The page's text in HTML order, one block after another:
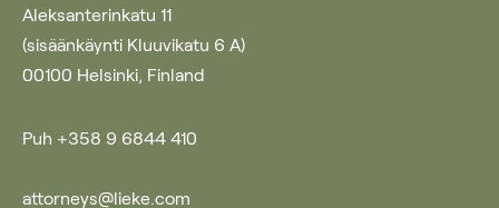
Aleksanterinkatu 11
(sisäänkäynti Kluuvikatu 6 A)
00100 Helsinki, Finland
Puh +358 9 6844 410
attorneys@lieke.com